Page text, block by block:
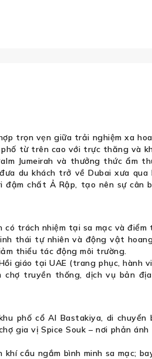
Khinh Khí Cầu –
trọn vẹn giữa trải nghiệm xa
từ trên cao với trực thăng và
Jumeirah và thưởng thức ẩm
du khách trở về Dubai xưa
đậm chất Ả Rập, tạo nên sự cân
có trách nhiệm tại sa mạc và điểm
thái tự nhiên và động vật
thiểu tác động môi trường.
giáo tại UAE (trang phục, hành
chợ truyền thống, dịch vụ bản
phố cổ Al Bastakiya, di
gia vị Spice Souk – nơi phản
khí cầu ngắm bình minh sa mạc;